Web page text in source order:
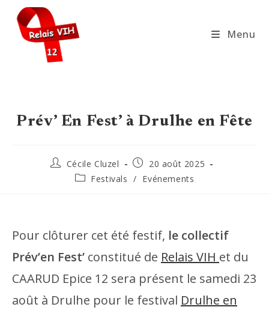
content
Menu
Prév’ En Fest’ à Drulhe en Fête
Auteur/autrice
Cécile Cluzel
Publication
publiée :
20 août 2025
PostFestivals / Evénements
Pour clôturer cet été festif, le collectif
Prév’en Fest’ constitué de Relais VIH et du
CAARUD Epice 12 sera présent le samedi 23
août à Drulhe pour le festival Drulhe en